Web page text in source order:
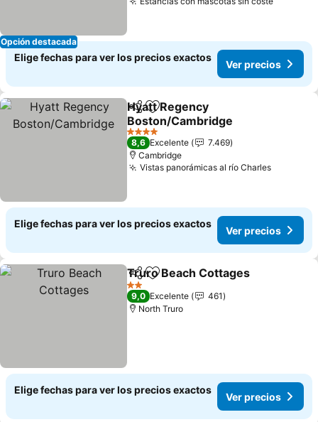
Opción destacada
Elige fechas para ver los precios exactos
Ver precios
CompartirAgregar a favoritos
Hyatt Regency
Boston/Cambridge
4 Estrellas
8,6 Excelente
7.469
Cambridge
Vistas panorámicas al río Charles
Elige fechas para ver los precios exactos
Ver precios
Compartir
Agregar a favoritos
Truro Beach Cottages
2 Estrellas
9,0 Excelente
461
North Truro
Elige fechas para ver los precios exactos
Ver precios